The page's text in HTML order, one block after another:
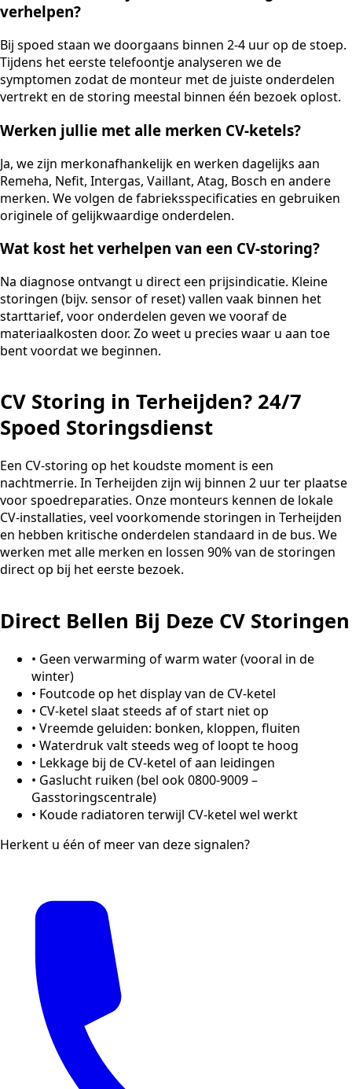
verhelpen?
Bij spoed staan we doorgaans binnen 2-4 uur op de stoep.
Tijdens het eerste telefoontje analyseren we de
symptomen zodat de monteur met de juiste onderdelen
vertrekt en de storing meestal binnen één bezoek oplost.
Werken jullie met alle merken CV-ketels?
Ja, we zijn merkonafhankelijk en werken dagelijks aan
Remeha, Nefit, Intergas, Vaillant, Atag, Bosch en andere
merken. We volgen de fabrieksspecificaties en gebruiken
originele of gelijkwaardige onderdelen.
Wat kost het verhelpen van een CV-storing?
Na diagnose ontvangt u direct een prijsindicatie. Kleine
storingen (bijv. sensor of reset) vallen vaak binnen het
starttarief, voor onderdelen geven we vooraf de
materiaalkosten door. Zo weet u precies waar u aan toe
bent voordat we beginnen.
CV Storing in Terheijden? 24/7
Spoed Storingsdienst
Een CV-storing op het koudste moment is een
nachtmerrie. In Terheijden zijn wij binnen 2 uur ter plaatse
voor spoedreparaties. Onze monteurs kennen de lokale
CV-installaties, veel voorkomende storingen in Terheijden
en hebben kritische onderdelen standaard in de bus. We
werken met alle merken en lossen 90% van de storingen
direct op bij het eerste bezoek.
Direct Bellen Bij Deze CV Storingen
• Geen verwarming of warm water (vooral in de
winter)
• Foutcode op het display van de CV-ketel
• CV-ketel slaat steeds af of start niet op
• Vreemde geluiden: bonken, kloppen, fluiten
• Waterdruk valt steeds weg of loopt te hoog
• Lekkage bij de CV-ketel of aan leidingen
• Gaslucht ruiken (bel ook 0800-9009 –
Gasstoringscentrale)
• Koude radiatoren terwijl CV-ketel wel werkt
Herkent u één of meer van deze signalen?